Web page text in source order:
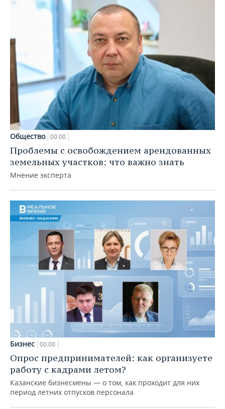
Общество 00:00
Проблемы с освобождением арендованных
земельных участков: что важно знать
Мнение эксперта
Бизнес 00:00
Опрос предпринимателей: как организуете
работу с кадрами летом?
Казанские бизнесмены — о том, как проходит для них
период летних отпусков персонала